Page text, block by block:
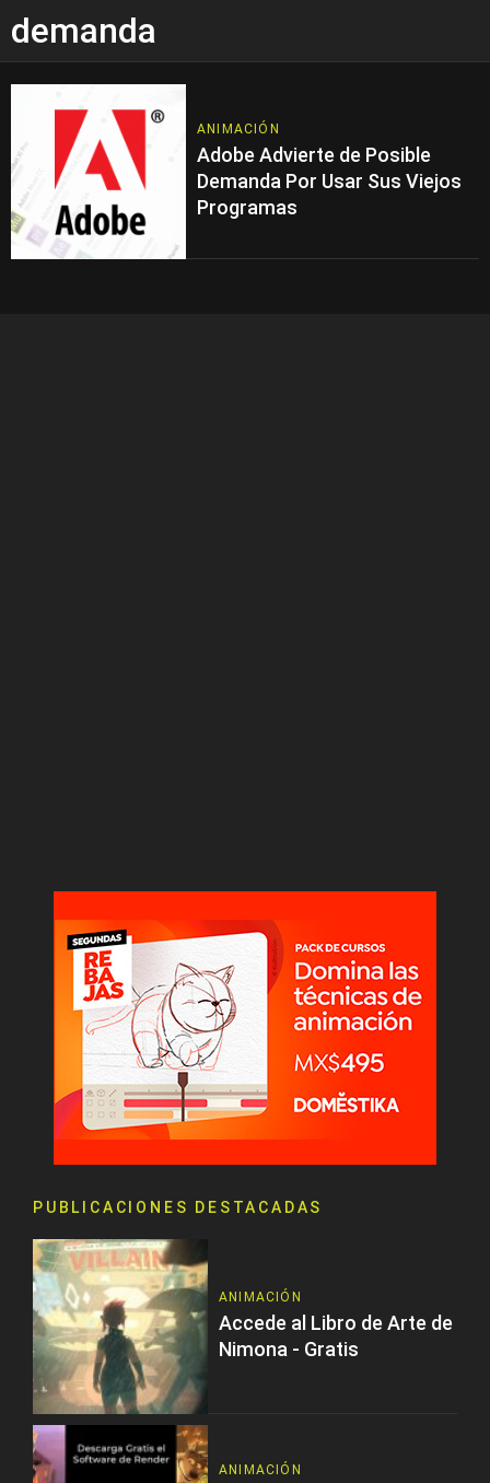
demanda
ANIMACIÓN
Adobe Advierte de Posible
Demanda Por Usar Sus Viejos
Programas
PUBLICACIONES DESTACADAS
ANIMACIÓN
Accede al Libro de Arte de
Nimona - Gratis
ANIMACIÓN